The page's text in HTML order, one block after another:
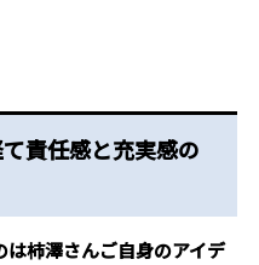
責任感と充実感の
は柿澤さんご自身のアイデ